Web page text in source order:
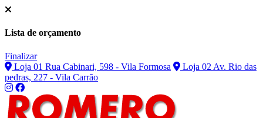
Lista de orçamento
Finalizar
Loja 01 Rua Cabinari, 598 - Vila Formosa
Loja 02 Av. Rio das
pedras, 227 - Vila Carrão